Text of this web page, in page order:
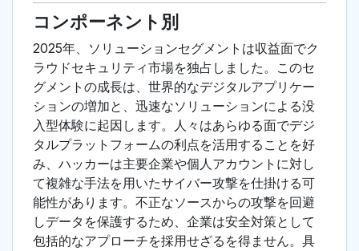
コンポーネント別
2025年、ソリューションセグメントは収益面でク
ラウドセキュリティ市場を独占しました。このセ
グメントの成長は、世界的なデジタルアプリケー
ションの増加と、迅速なソリューションによる没
入型体験に起因します。人々はあらゆる面でデジ
タルプラットフォームの利点を活用することを好
み、ハッカーは主要企業や個人アカウントに対し
て複雑な手法を用いたサイバー攻撃を仕掛ける可
能性があります。不正なソースからの攻撃を回避
しデータを保護するため、企業は安全対策として
包括的なアプローチを採用せざるを得ません。具